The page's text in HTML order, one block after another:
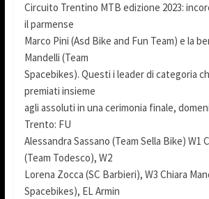
Circuito Trentino MTB edizione 2023:
il parmense
Marco Pini (Asd Bike and Fun Team) e la
Mandelli (Team
Spacebikes). Questi i leader di categoria
premiati insieme
agli assoluti in una cerimonia finale,
Trento: FU
Alessandra Sassano (Team Sella Bike) W1
(Team Todesco), W2
Lorena Zocca (SC Barbieri), W3 Chiara
Spacebikes), EL Armin